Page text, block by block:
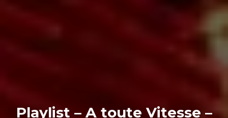
Playlist – A toute Vitesse –